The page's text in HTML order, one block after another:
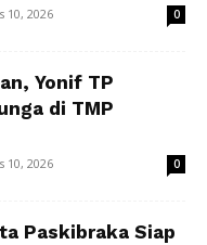
10, 2026 0
Yonif TP
di TMP
10, 2026 0
Paskibraka Siap